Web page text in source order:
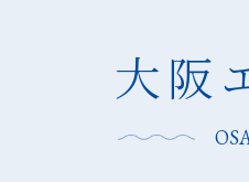
大阪